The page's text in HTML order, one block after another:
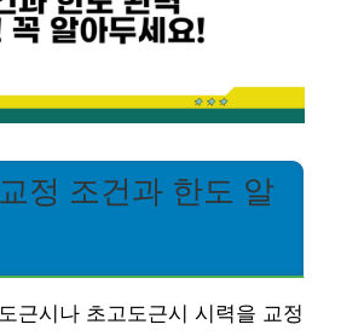
정 조건과 한도 알
근시나 초고도근시 시력을 교정